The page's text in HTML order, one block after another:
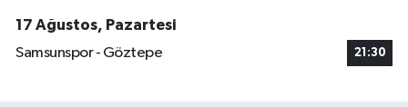
17 Ağustos, Pazartesi
Samsunspor - Göztepe
21:30